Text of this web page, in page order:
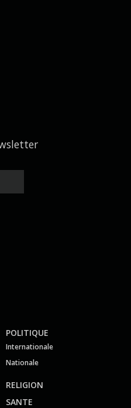
POLITIQUE
Internationale
Nationale
RELIGION
SANTE